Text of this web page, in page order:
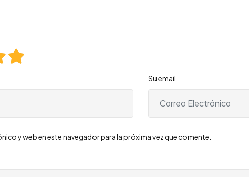
Su email
y web en este navegador para la próxima vez que comente.